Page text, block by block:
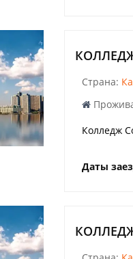
КОЛЛЕДЖ
Страна:
Колледж
Даты
КОЛЛЕДЖ